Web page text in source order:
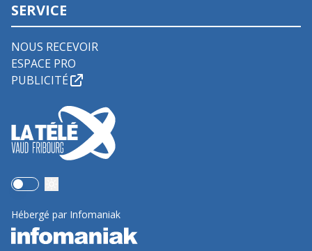
SERVICE
NOUS RECEVOIR
ESPACE PRO
PUBLICITÉ
Use setting
Hébergé par Infomaniak